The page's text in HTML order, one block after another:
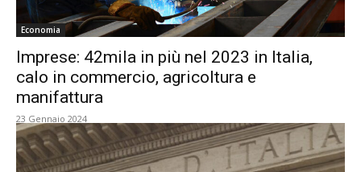
Economia
Imprese: 42mila in più nel 2023 in Italia,
calo in commercio, agricoltura e
manifattura
23 Gennaio 2024